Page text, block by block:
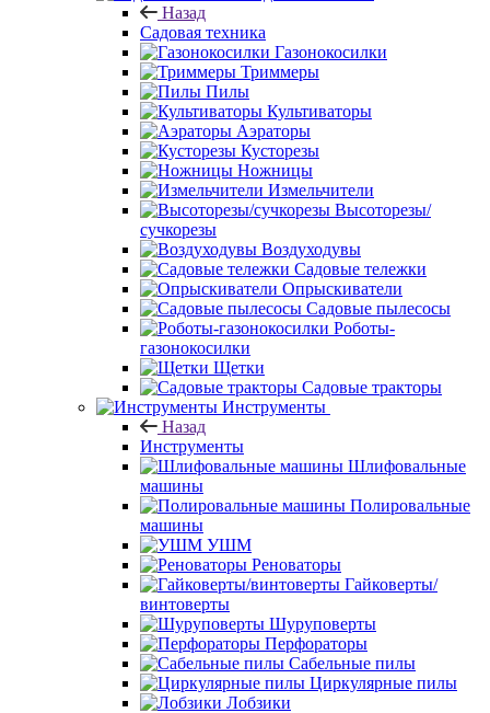
Назад
Садовая техника
Газонокосилки
Триммеры
Пилы
Культиваторы
Аэраторы
Кусторезы
Ножницы
Измельчители
Высоторезы/
сучкорезы
Воздуходувы
Садовые тележки
Опрыскиватели
Садовые пылесосы
Роботы-
газонокосилки
Щетки
Садовые тракторы
Инструменты
Назад
Инструменты
Шлифовальные
машины
Полировальные
машины
УШМ
Реноваторы
Гайковерты/
винтоверты
Шуруповерты
Перфораторы
Сабельные пилы
Циркулярные пилы
Лобзики